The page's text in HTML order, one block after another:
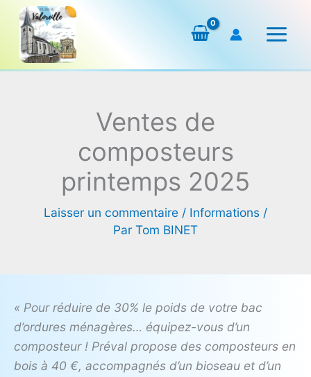
Aller
contenu
Ventes de
composteurs
printemps 2025
Laisser un commentaire / Informations /
Par Tom BINET
« Pour réduire de 30% le poids de votre bac
d’ordures ménagères… équipez-vous d’un
composteur ! Préval propose des composteurs en
bois à 40 €, accompagnés d’un bioseau et d’un